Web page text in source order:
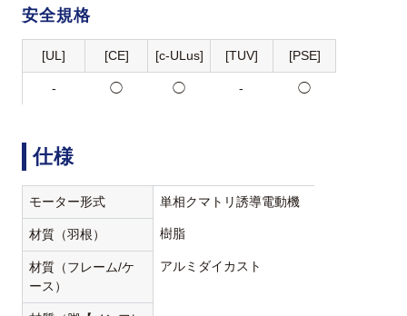
安全規格
[UL] [CE] [c-ULus] [TUV] [PSE]
- ◯ ◯ - ◯
仕様
モーター形式 単相クマトリ誘導電動機
材質（羽根） 樹脂
材質（フレーム/ケ
ース）
アルミダイカスト